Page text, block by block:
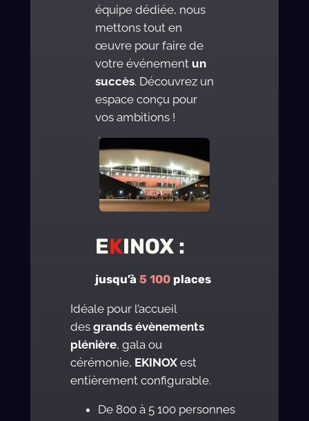
équipe dédiée, nous
mettons tout en
œuvre pour faire de
votre événement un
succès. Découvrez un
espace conçu pour
vos ambitions !
EKINOX :
jusqu’à 5 100places
Idéale pour l’accueil
desgrands évènements
plénière, gala ou
cérémonie, EKINOX est
entièrement configurable.
De 800 à 5 100 personnes